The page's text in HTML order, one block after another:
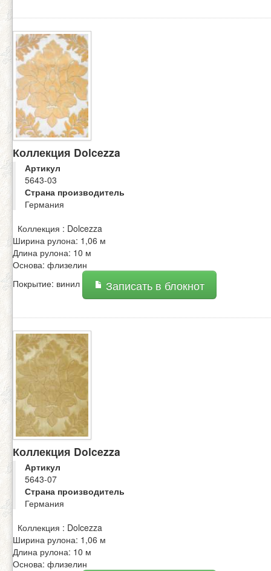
Коллекция Dolcezza
Артикул
5643-03
Страна производитель
Германия
Коллекция : Dolcezza
Ширина рулона: 1,06 м
Длина рулона: 10 м
Основа: флизелин
Покрытие: винил
Записать в блокнот
Коллекция Dolcezza
Артикул
5643-07
Страна производитель
Германия
Коллекция : Dolcezza
Ширина рулона: 1,06 м
Длина рулона: 10 м
Основа: флизелин